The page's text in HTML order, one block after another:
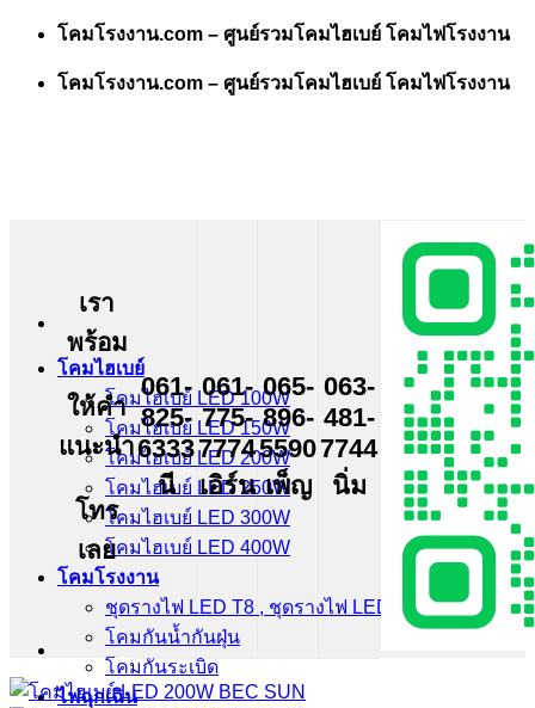
Skip
content
โคมโรงงาน.com – ศูนย์รวมโคมไฮเบย์ โคมไฟโรงงาน
โคมโรงงาน.com – ศูนย์รวมโคมไฮเบย์ โคมไฟโรงงาน
โคมไฮเบย์
โคมไฮเบย์ LED 100W
โคมไฮเบย์ LED 150W
โคมไฮเบย์ LED 200W
โคมไฮเบย์ LED 250W
โคมไฮเบย์ LED 300W
โคมไฮเบย์ LED 400W
โคมโรงงาน
ชุดรางไฟ LED T8 , ชุดรางไฟ LED T5
โคมกันน้ำกันฝุ่น
โคมกันระเบิด
ไฟฉุกเฉิน
เรา
พร้อม
ให้คำ
แนะนำ
โทร
เลย
061-
825-
6333
นี
061-
775-
7774
เอิร์น
065-
896-
5590
เพ็ญ
063-
481-
7744
นิ่ม